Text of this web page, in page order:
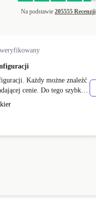
Na podstawie 205555 Recenzji
Każdy możne znaleźć
cenie. Do tego szybka